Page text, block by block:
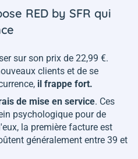
RED by SFR qui
sur son prix de 22,99 €.
clients et de se
il frappe fort.
de mise en service. Ces
psychologique pour de
la première facture est
généralement entre 39 et